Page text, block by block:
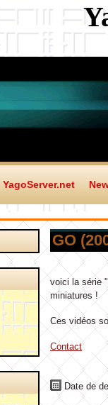
YagoServer.net
GO
voici la série
miniatures !
Ces vidéos
Contact
Date de